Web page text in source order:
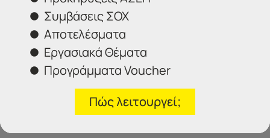
• Mermaid effect
• Metal effect (mirror)
• Σφραγίδες
• Dotting tools
• Σχέδια με ακρυλικά χρώματα
• 3D arylic Design ( σχέδια 3D)
Συμβάσεις ΣΟΧ
Αποτελέσματα
Εργασιακά Θέματα
Προγράμματα Voucher
Πώς λειτουργεί;